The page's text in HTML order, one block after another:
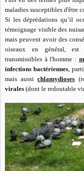
maladies susceptibles d'être
Si les déprédations qu’il
témoignage visible des
mais peuvent avoir des
oiseaux en général, est
transmissibles à l'homme :
infections bactériennes,
mais aussichlamydioses
virales (dont le redoutable